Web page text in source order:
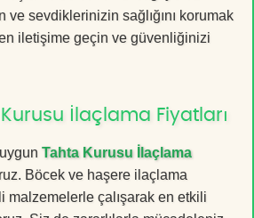
ve sevdiklerinizin sağlığını korumak
iletişime geçin ve güvenliğinizi
İlaçlama Fiyatları
Tahta Kurusu İlaçlama
Böcek ve haşere ilaçlama
malzemelerle çalışarak en etkili